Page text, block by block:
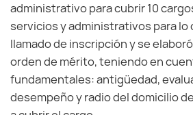
administrativo para cubrir 10
servicios y administrativos para lo
llamado de inscripción y se
orden de mérito, teniendo en
fundamentales: antigüedad,
desempeño y radio del domicilio